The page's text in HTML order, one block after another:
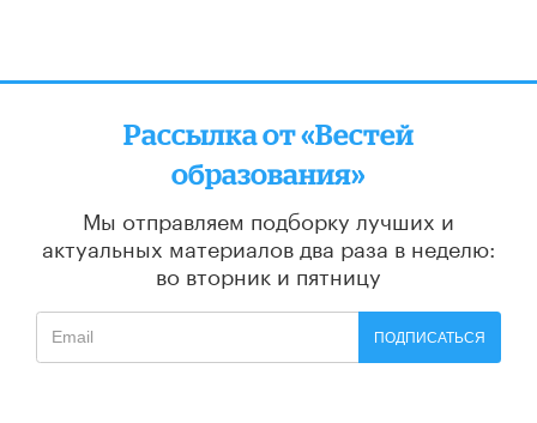
Рассылка от «Вестей
образования»
Мы отправляем подборку лучших и
актуальных материалов два раза в неделю:
во вторник и пятницу
ПОДПИСАТЬСЯ